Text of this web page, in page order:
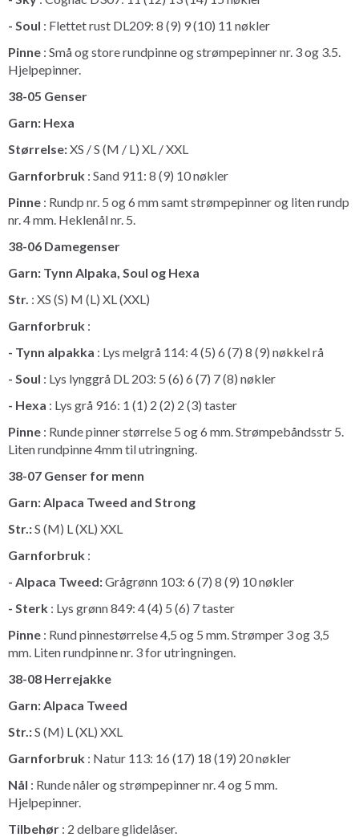
- Soul : Flettet rust DL209: 8 (9) 9 (10) 11 nøkler
Pinne : Små og store rundpinne og strømpepinner nr. 3 og 3.5.
Hjelpepinner.
38-05 Genser
Garn: Hexa
Størrelse:XS / S (M / L) XL / XXL
Garnforbruk : Sand 911: 8 (9) 10 nøkler
Pinne : Rundp nr. 5 og 6 mm samt strømpepinner og liten rundp
nr. 4 mm. Heklenål nr. 5.
38-06 Damegenser
Garn: Tynn Alpaka, Soul og Hexa
Str. : XS (S) M (L) XL (XXL)
Garnforbruk :
- Tynn alpakka : Lys melgrå 114: 4 (5) 6 (7) 8 (9) nøkkel rå
- Soul : Lys lynggrå DL 203: 5 (6) 6 (7) 7 (8) nøkler
- Hexa : Lys grå 916: 1 (1) 2 (2) 2 (3) taster
Pinne : Runde pinner størrelse 5 og 6 mm. Strømpebåndsstr 5.
Liten rundpinne 4mm til utringning.
38-07 Genser for menn
Garn: Alpaca Tweed and Strong
Str.:S (M) L (XL) XXL
Garnforbruk :
- Alpaca Tweed:Grågrønn 103: 6 (7) 8 (9) 10 nøkler
- Sterk : Lys grønn 849: 4 (4) 5 (6) 7 taster
Pinne : Rund pinnestørrelse 4,5 og 5 mm. Strømper 3 og 3,5
mm. Liten rundpinne nr. 3 for utringningen.
38-08 Herrejakke
Garn: Alpaca Tweed
Str.:S (M) L (XL) XXL
Garnforbruk : Natur 113: 16 (17) 18 (19) 20 nøkler
Nål : Runde nåler og strømpepinner nr. 4 og 5 mm.
Hjelpepinner.
Tilbehør : 2 delbare glidelåser.